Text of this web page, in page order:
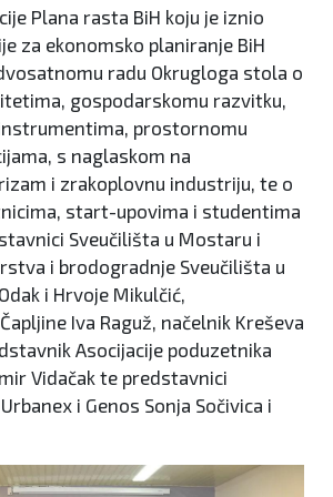
Plana rasta BiH koju je iznio
za ekonomsko planiranje BiH
radu Okrugloga stola o
gospodarskomu razvitku,
prostornomu
s naglaskom na
i zrakoplovnu industriju, te o
start-upovima i studentima
Sveučilišta u Mostaru i
i brodogradnje Sveučilišta u
i Hrvoje Mikulčić,
Iva Raguž, načelnik Kreševa
Asocijacije poduzetnika
Vidačak te predstavnici
i Genos Sonja Sočivica i